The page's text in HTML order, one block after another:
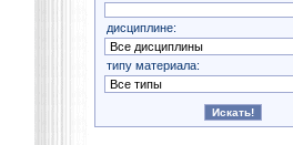
дисциплине:
типу материала: